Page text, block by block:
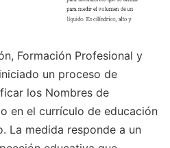
Formación Profesional y
un proceso de
los Nombres de
en el currículo de educación
La medida responde a un